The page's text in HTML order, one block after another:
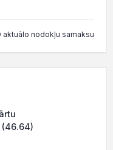
nodokļu samaksu